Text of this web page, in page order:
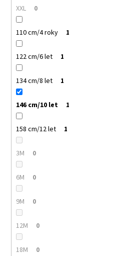
XXL 0
110 cm/4 roky 1
122 cm/6 let 1
134 cm/8 let 1
146 cm/10 let 1
158 cm/12 let 1
3M 0
6M 0
9M 0
12M 0
18M 0